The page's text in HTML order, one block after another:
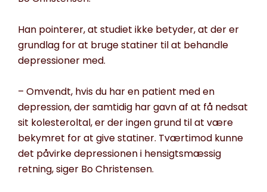
Han pointerer, at studiet ikke betyder, at der er
grundlag for at brugestatiner til at behandle
depressioner med.
– Omvendt, hvis du har en patient med en
depression, der samtidig har gavn af at få nedsat
sit kolesteroltal, er der ingen grund til at være
bekymret for at givestatiner. Tværtimod kunne
det påvirke depressionen i hensigtsmæssig
retning, siger Bo Christensen.